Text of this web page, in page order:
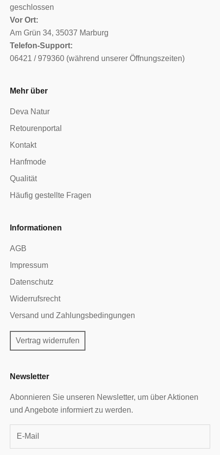
geschlossen
Vor Ort:
Am Grün 34, 35037 Marburg
Telefon-Support:
06421 / 979360 (während unserer Öffnungszeiten)
Mehr über
Deva Natur
Retourenportal
Kontakt
Hanfmode
Qualität
Häufig gestellte Fragen
Informationen
AGB
Impressum
Datenschutz
Widerrufsrecht
Versand und Zahlungsbedingungen
Vertrag widerrufen
Newsletter
Abonnieren Sie unseren Newsletter, um über Aktionen
und Angebote informiert zu werden.